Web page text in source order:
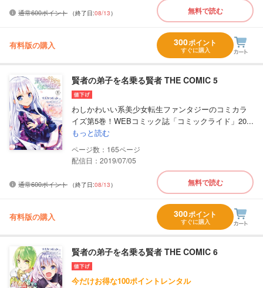
通常600ポイント （終了日:08/13） 無料で読む
有料版の購入 300ポイント
すぐに購入
賢者の弟子を名乗る賢者 THE COMIC 5
わしかわいい系美少女転生ファンタジーのコミカラ
イズ第5巻！WEBコミック誌「コミックライド」20...
もっと読む
165
配信日：2019/07/05
通常600ポイント （終了日:08/13） 無料で読む
有料版の購入 300ポイント
すぐに購入
賢者の弟子を名乗る賢者 THE COMIC 6
今だけお得な100ポイントレンタル